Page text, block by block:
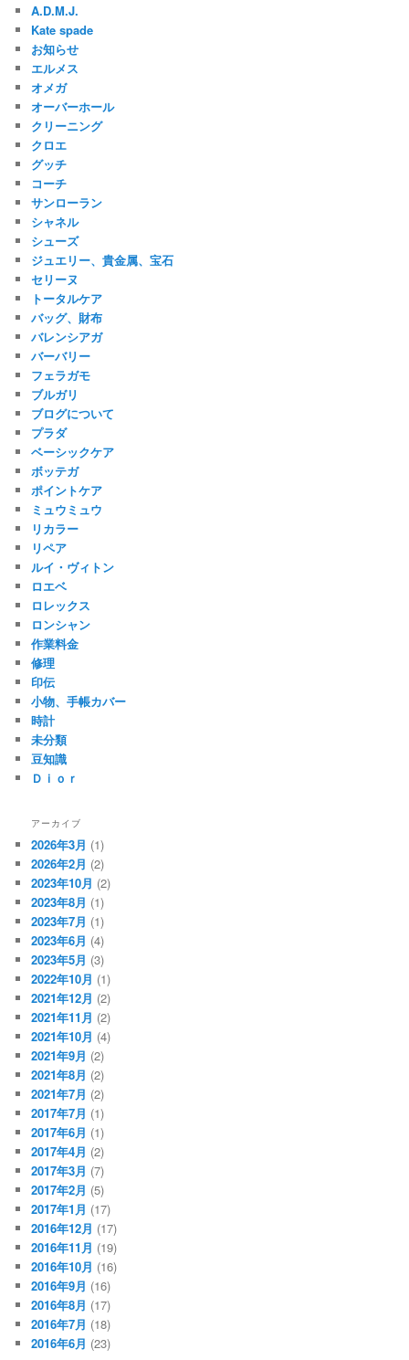
A.D.M.J.
Kate spade
お知らせ
エルメス
オメガ
オーバーホール
クリーニング
クロエ
グッチ
コーチ
サンローラン
シャネル
シューズ
ジュエリー、貴金属、宝石
セリーヌ
トータルケア
バッグ、財布
バレンシアガ
バーバリー
フェラガモ
ブルガリ
ブログについて
プラダ
ベーシックケア
ボッテガ
ポイントケア
ミュウミュウ
リカラー
リペア
ルイ・ヴィトン
ロエベ
ロレックス
ロンシャン
作業料金
修理
印伝
小物、手帳カバー
時計
未分類
豆知識
Ｄｉｏｒ
アーカイブ
2026年3月 (1)
2026年2月 (2)
2023年10月 (2)
2023年8月 (1)
2023年7月 (1)
2023年6月 (4)
2023年5月 (3)
2022年10月 (1)
2021年12月 (2)
2021年11月 (2)
2021年10月 (4)
2021年9月 (2)
2021年8月 (2)
2021年7月 (2)
2017年7月 (1)
2017年6月 (1)
2017年4月 (2)
2017年3月 (7)
2017年2月 (5)
2017年1月 (17)
2016年12月 (17)
2016年11月 (19)
2016年10月 (16)
2016年9月 (16)
2016年8月 (17)
2016年7月 (18)
2016年6月 (23)